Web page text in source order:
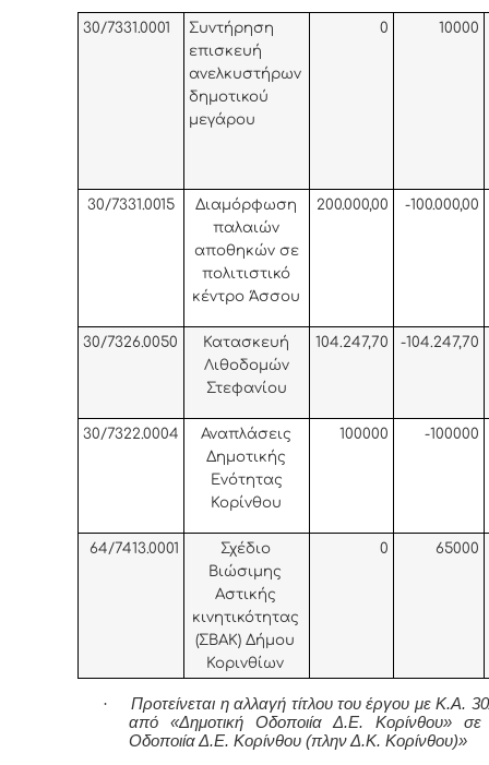
30/7331.0001
Συντήρηση
επισκευή
ανελκυστήρων
δημοτικού
μεγάρου
0 10000
30/7331.0015
Διαμόρφωση
παλαιών
αποθηκών σε
πολιτιστικό
κέντρο Άσσου
200.000,00 -100.000,00
30/7326.0050
Κατασκευή
Λιθοδομών
Στεφανίου
104.247,70 -104.247,70
30/7322.0004
Αναπλάσεις
Δημοτικής
Ενότητας
Κορίνθου
100000 -100000
64/7413.0001
Σχέδιο
Βιώσιμης
Αστικής
κινητικότητας
(ΣΒΑΚ) Δήμου
Κορινθίων
0 65000
·
Προτείνεται η αλλαγή τίτλου του έργου με Κ.Α.
από «Δημοτική Οδοποιία Δ.Ε. Κορίνθου» σε
Οδοποιία Δ.Ε. Κορίνθου (πλην Δ.Κ. Κορίνθου)»